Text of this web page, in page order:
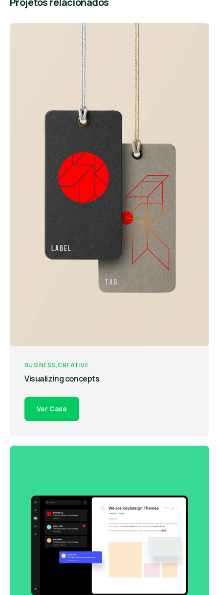
BUSINESS CREATIVE
Visualizing concepts
Ver Case